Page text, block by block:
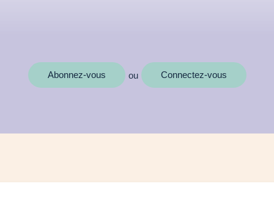
Abonnez-vous ou Connectez-vous